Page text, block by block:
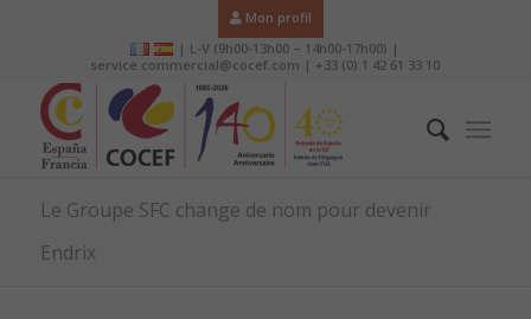
Mon profil
| L-V (9h00-13h00 – 14h00-17h00) |
service.commercial@cocef.com | +33 (0) 1 42 61 33 10
Le Groupe SFC change de nom pour devenir
Endrix